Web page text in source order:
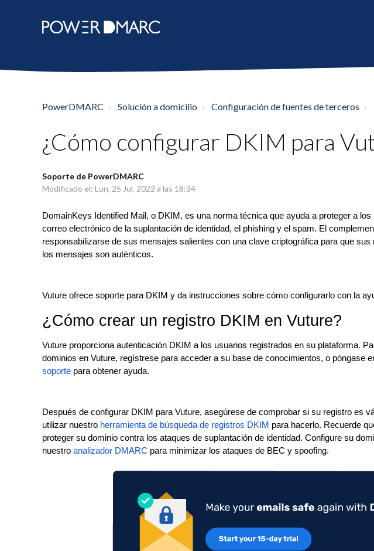
PowerDMARC Solución a domicilio Configuración de fuentes de terceros
¿Cómo configurar DKIM para
Soporte de PowerDMARC
Modificado el: Lun, 25 Jul, 2022 a las 18:34
DomainKeys Identified Mail, o DKIM, es una norma técnica que ayuda a proteger a
correo electrónico de la suplantación de identidad, el phishing y el spam. El
responsabilizarse de sus mensajes salientes con una clave criptográfica para que
los mensajes son auténticos.
Vuture ofrece soporte para DKIM y da instrucciones sobre cómo configurarlo con la
¿Cómo crear un registro DKIM en Vuture?
Vuture proporciona autenticación DKIM a los usuarios registrados en su plataforma.
dominios en Vuture, regístrese para acceder a su base de conocimientos, o póngase
soporte para obtener ayuda.
Después de configurar DKIM para Vuture, asegúrese de comprobar si su registro es
utilizar nuestro herramienta de búsqueda de registros DKIM para hacerlo. Recuerde
proteger su dominio contra los ataques de suplantación de identidad. Configure su
nuestro analizador DMARC para minimizar los ataques de BEC y spoofing.